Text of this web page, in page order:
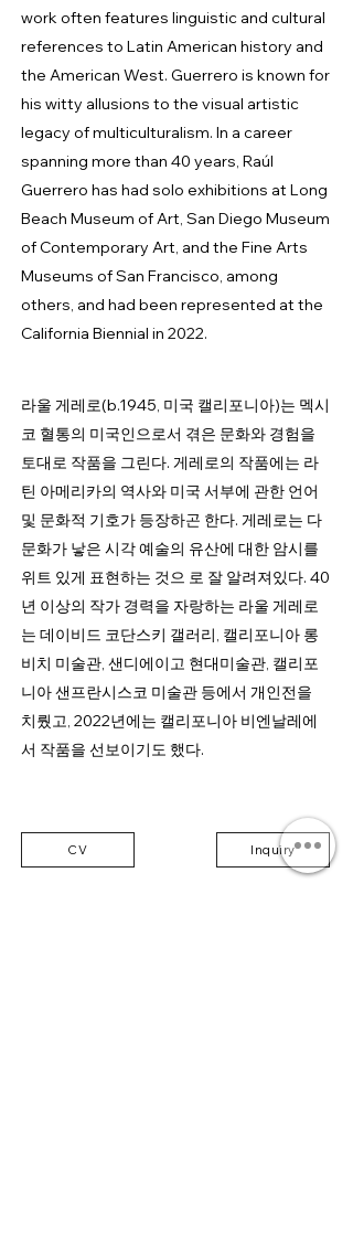
work often features linguistic and cultural
references to Latin American history and
the American West. Guerrero is known for
his witty allusions to the visual artistic
legacy of multiculturalism. In a career
spanning more than 40 years, Raúl
Guerrero has had solo exhibitions at Long
Beach Museum of Art, San Diego Museum
of Contemporary Art, and the Fine Arts
Museums of San Francisco, among
others, and had been represented at the
California Biennial in 2022.
라울 게레로(b.1945, 미국 캘리포니아)는 멕시
코 혈통의 미국인으로서 겪은 문화와 경험을
토대로 작품을 그린다. 게레로의 작품에는 라
틴 아메리카의 역사와 미국 서부에 관한 언어
및 문화적 기호가 등장하곤 한다. 게레로는 다
문화가 낳은 시각 예술의 유산에 대한 암시를
위트 있게 표현하는 것으 로 잘 알려져있다. 40
년 이상의 작가 경력을 자랑하는 라울 게레로
는 데이비드 코단스키 갤러리, 캘리포니아 롱
비치 미술관, 샌디에이고 현대미술관, 캘리포
니아 샌프란시스코 미술관 등에서 개인전을
치뤘고, 2022년에는 캘리포니아 비엔날레에
서 작품을 선보이기도 했다.
CV Inquiry